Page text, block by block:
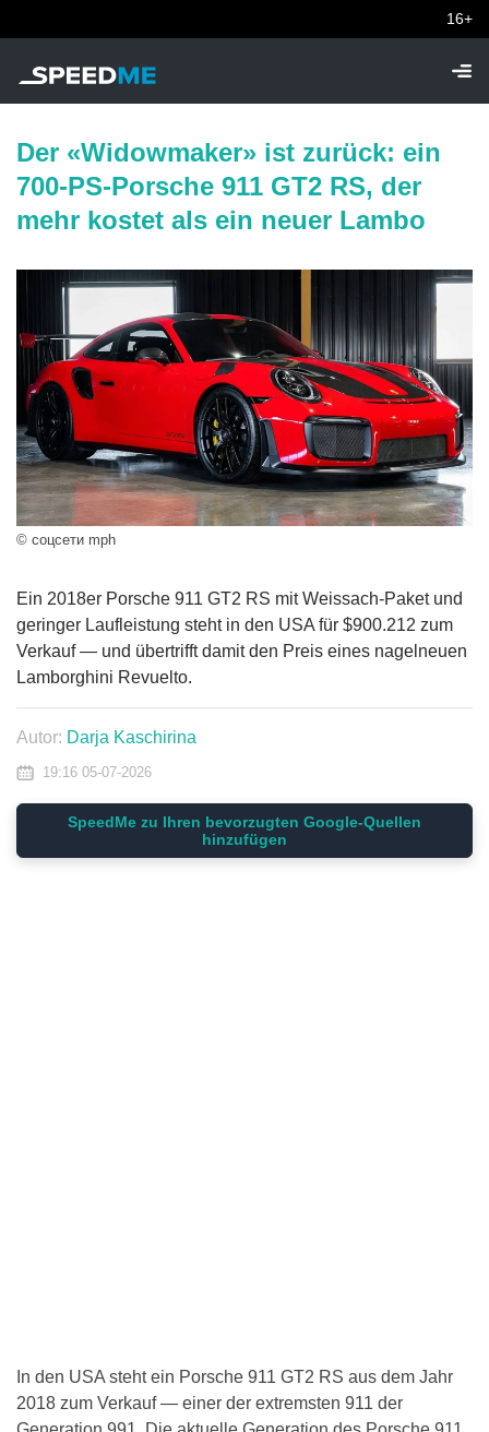
16+
Der «Widowmaker» ist zurück: ein
700-PS-Porsche 911 GT2 RS, der
mehr kostet als ein neuer Lambo
© соцсети mph
Ein 2018er Porsche 911 GT2 RS mit Weissach-Paket und
geringer Laufleistung steht in den USA für $900.212 zum
Verkauf — und übertrifft damit den Preis eines nagelneuen
Lamborghini Revuelto.
Autor: Darja Kaschirina
19:16 05-07-2026
SpeedMe zu Ihren bevorzugten Google-Quellen
hinzufügen
In den USA steht ein Porsche 911 GT2 RS aus dem Jahr
2018 zum Verkauf — einer der extremsten 911 der